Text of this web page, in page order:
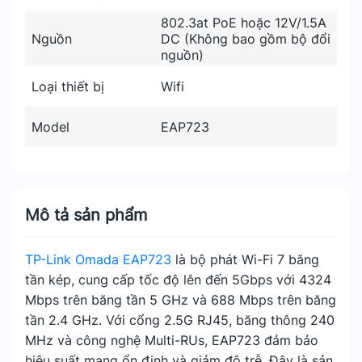
Mô tả sản phẩm
TP-Link Omada EAP723 là bộ phát Wi-Fi 7 băng
tần kép, cung cấp tốc độ lên đến 5Gbps với 4324
Mbps trên băng tần 5 GHz và 688 Mbps trên băng
tần 2.4 GHz. Với cổng 2.5G RJ45, băng thông 240
MHz và công nghệ Multi-RUs, EAP723 đảm bảo
Nguồn
802.3at PoE hoặc 12V/1.5A
DC (Không bao gồm bộ đổi
nguồn)
Loại thiết bị
Wifi
Model EAP723